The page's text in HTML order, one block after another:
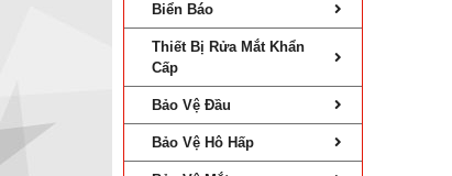
Biển Báo
Thiết Bị Rửa Mắt Khẩn
Cấp
Bảo Vệ Đầu
Bảo Vệ Hô Hấp